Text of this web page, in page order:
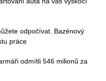
odpočívat. Bazénový
práce
odmítli 546 milionů za